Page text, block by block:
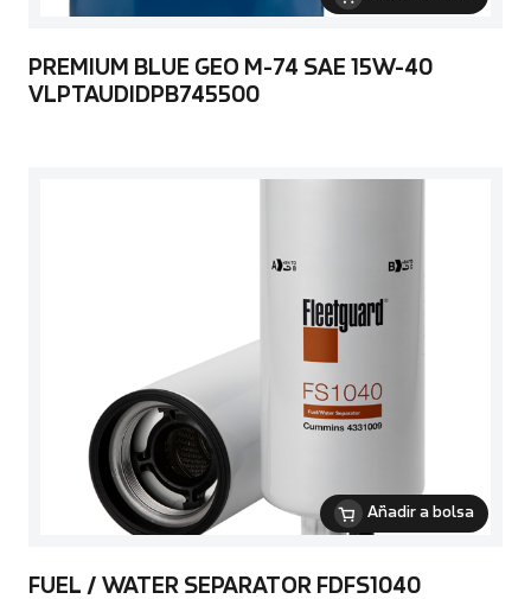
PREMIUM BLUE GEO M-74 SAE 15W-40
VLPTAUDIDPB745500
Añadir a bolsa
FUEL / WATER SEPARATOR FDFS1040